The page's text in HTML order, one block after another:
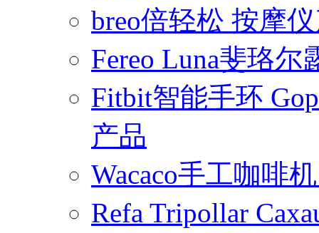
breo倍轻松 按摩
Fereo Luna斐珞
Fitbit智能手环
产品
Wacaco手工咖啡
Refa Tripollar